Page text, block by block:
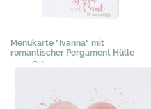
Menükarte "Ivanna" mit
romantischer Pergament Hülle
1,20 € *